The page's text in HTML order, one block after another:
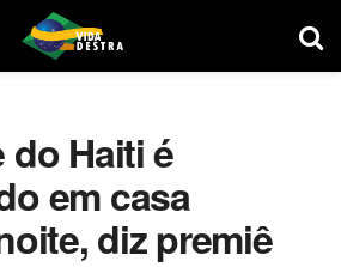
do Haiti é
em casa
diz premiê